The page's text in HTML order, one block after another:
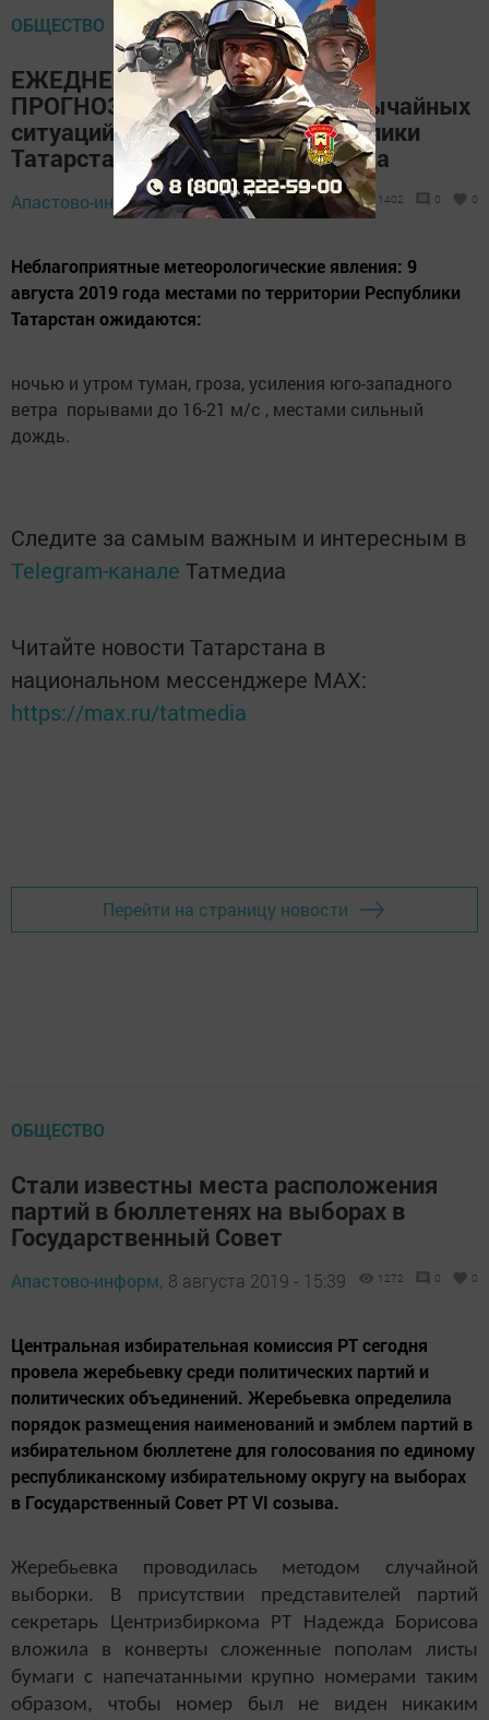
ОБЩЕСТВО
ЕЖЕДНЕВНЫЙ ОПЕРАТИВНЫЙ
ПРОГНОЗ возникновения чрезвычайных
ситуаций на территории Республики
Татарстан на 9 августа 2019 года
Апастово-информ, 8 августа 2019 - 15:47 1402 0 0
Неблагоприятные метеорологические явления: 9
августа 2019 года местами по территории Республики
Татарстан ожидаются:
ночью и утром туман, гроза, усиления юго-западного
ветра порывами до 16-21 м/с , местами сильный
дождь.
Следите за самым важным и интересным в
Telegram-канале Татмедиа
Читайте новости Татарстана в
национальном мессенджере MАХ:
https://max.ru/tatmedia
Перейти на страницу новости
ОБЩЕСТВО
Стали известны места расположения
партий в бюллетенях на выборах в
Государственный Совет
Апастово-информ, 8 августа 2019 - 15:39 1272 0 0
Центральная избирательная комиссия РТ сегодня
провела жеребьевку среди политических партий и
политических объединений. Жеребьевка определила
порядок размещения наименований и эмблем партий в
избирательном бюллетене для голосования по единому
республиканскому избирательному округу на выборах
в Государственный Совет РТ VI созыва.
Жеребьевка проводилась методом случайной
выборки. В присутствии представителей партий
секретарь Центризбиркома РТ Надежда Борисова
вложила в конверты сложенные пополам листы
бумаги с напечатанными крупно номерами таким
образом, чтобы номер был не виден никаким